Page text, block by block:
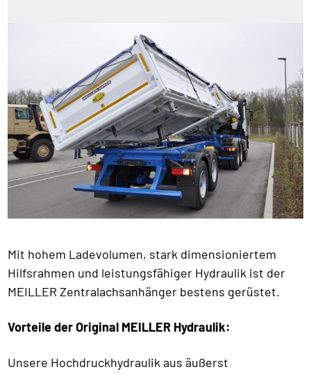
Mit hohem Ladevolumen, stark dimensioniertem
Hilfsrahmen und leistungsfähiger Hydraulik ist der
MEILLER Zentralachsanhänger bestens gerüstet.
Vorteile der Original MEILLER Hydraulik:
Unsere Hochdruckhydraulik aus äußerst